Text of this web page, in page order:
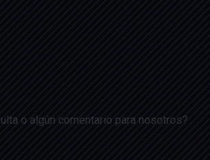
o algún comentario para nosotros?